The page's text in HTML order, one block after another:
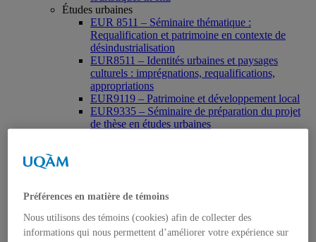
Études urbaines
EUR 8511 – Séminaire thématique :
Requalification et patrimoine en contexte de
désindustrialisation
EUR8511 – Identités urbaines et paysages
culturels : imprégnations, requalifications,
appropriations
EUR9119 – Patrimoine et développement local
EUR9335 – Séminaire de préparation du projet
de thèse en études urbaines
MSL9006 La patrimonialisation
Histoire de l’art
HAR2644 – Animation, communications,
gestion en patrimoine
Préférences en matière de témoins
Nous utilisons des témoins (cookies) afin de collecter des
informations qui nous permettent d’améliorer votre expérience sur